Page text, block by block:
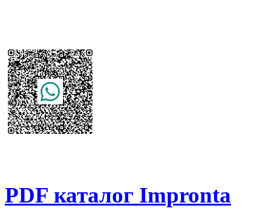
PDF каталог Impronta